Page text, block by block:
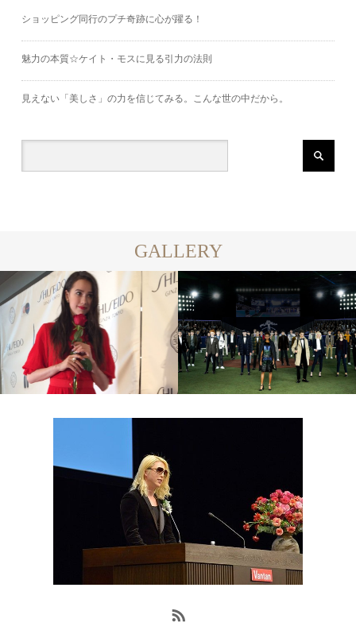
ショッピング同行のプチ奇跡に心が躍る！
魅力の本質☆ケイト・モスに見る引力の法則
見えない「美しさ」の力を信じてみる。こんな世の中だから。
GALLERY